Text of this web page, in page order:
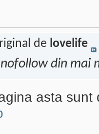
de lovelife
din mai
asta